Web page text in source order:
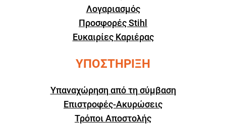
Λογαριασμός
Προσφορές Stihl
Ευκαιρίες Καριέρας
ΥΠΟΣΤΗΡΙΞΗ
Υπαναχώρηση από τη σύμβαση
Επιστροφές-Ακυρώσεις
Τρόποι Αποστολής